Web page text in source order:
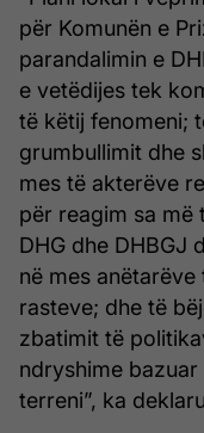
për Komunën e
parandalimin e
e vetëdijes tek
të këtij fenomeni;
grumbullimit dhe
mes të akterëve
për reagim sa më
DHG dhe DHBGJ
në mes
rasteve; dhe të
zbatimit të
ndryshime
terreni”, ka